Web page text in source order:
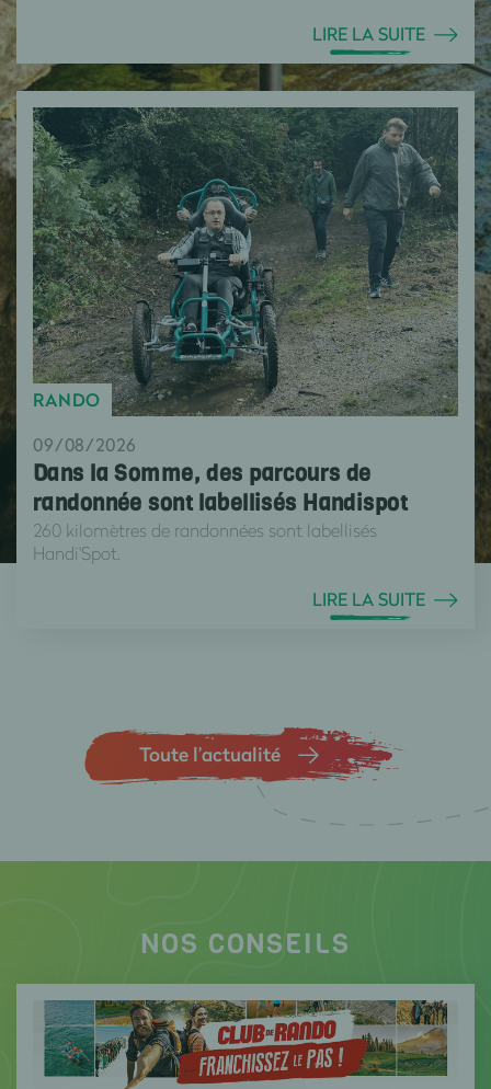
LIRE LA SUITE
RANDO
09/08/2026
Dans la Somme, des parcours de
randonnée sont labellisés Handispot
260 kilomètres de randonnées sont labellisés
Handi'Spot.
LIRE LA SUITE
Toute l’actualité
NOS CONSEILS